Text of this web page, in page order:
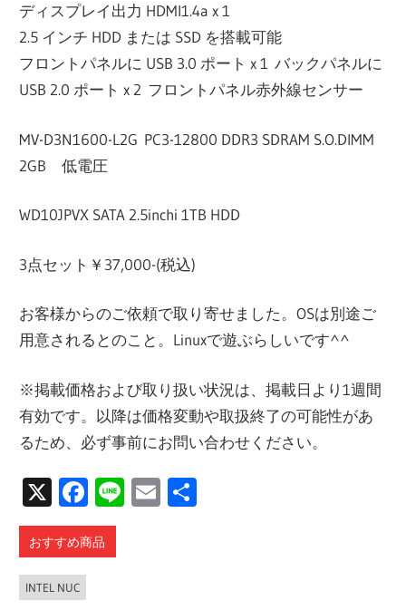
ディスプレイ出力 HDMI1.4a x 1
2.5 インチ HDD または SSD を搭載可能
フロントパネルに USB 3.0 ポート x 1 バックパネルに
USB 2.0 ポート x 2 フロントパネル赤外線センサー
MV-D3N1600-L2G PC3-12800 DDR3 SDRAM S.O.DIMM
2GB 低電圧
WD10JPVX SATA 2.5inchi 1TB HDD
3点セット￥37,000-(税込)
お客様からのご依頼で取り寄せました。OSは別途ご
用意されるとのこと。Linuxで遊ぶらしいです^^
※掲載価格および取り扱い状況は、掲載日より1週間
有効です。以降は価格変動や取扱終了の可能性があ
るため、必ず事前にお問い合わせください。
X Facebook
LineEmail
おすすめ商品
INTEL NUC